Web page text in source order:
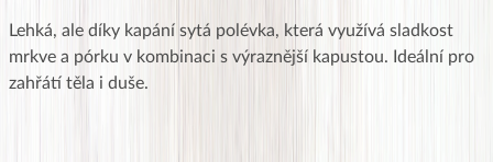
Lehká, ale díky kapání sytá polévka, která využívá sladkost
mrkve a pórku v kombinaci s výraznější kapustou. Ideální pro
zahřátí těla i duše.